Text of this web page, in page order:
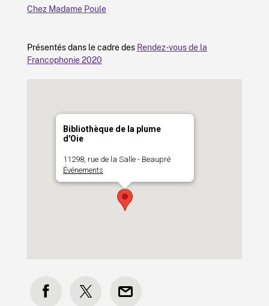
Chez Madame Poule
Présentés dans le cadre des Rendez-vous de la
Francophonie 2020
Bibliothèque de la plume
d'Oie
11298, rue de la Salle - Beaupré
Événements